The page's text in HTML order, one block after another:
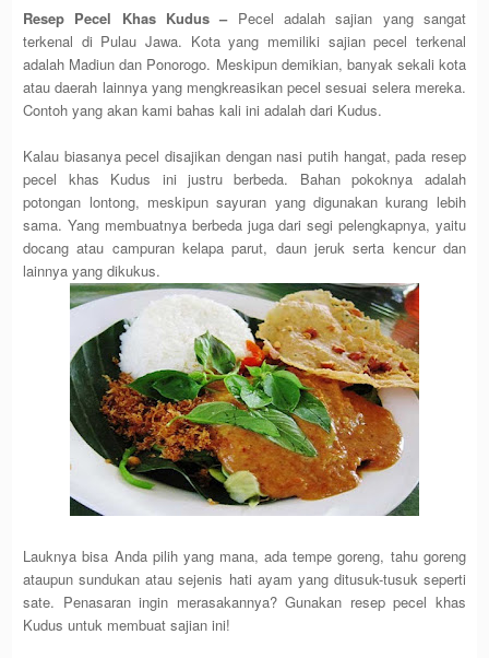
Resep Pecel Khas Kudus –Pecel adalah sajian yang sangat
terkenal di Pulau Jawa. Kota yang memiliki sajian pecel terkenal
adalah Madiun dan Ponorogo. Meskipun demikian, banyak sekali kota
atau daerah lainnya yang mengkreasikan pecel sesuai selera mereka.
Contoh yang akan kami bahas kali ini adalah dari Kudus.
Kalau biasanya pecel disajikan dengan nasi putih hangat, pada resep
pecel khas Kudus ini justru berbeda. Bahan pokoknya adalah
potongan lontong, meskipun sayuran yang digunakan kurang lebih
sama. Yang membuatnya berbeda juga dari segi pelengkapnya, yaitu
docang atau campuran kelapa parut, daun jeruk serta kencur dan
lainnya yang dikukus.
Lauknya bisa Anda pilih yang mana, ada tempe goreng, tahu goreng
ataupun sundukan atau sejenis hati ayam yang ditusuk-tusuk seperti
sate. Penasaran ingin merasakannya? Gunakan resep pecel khas
Kudus untuk membuat sajian ini!